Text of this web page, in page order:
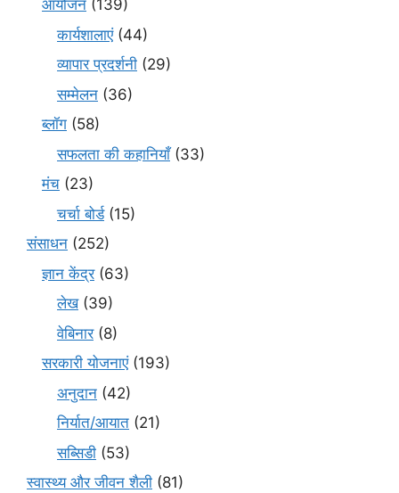
आयोजन (139)
कार्यशालाएं(44)
व्यापार प्रदर्शनी (29)
सम्मेलन (36)
ब्लॉग (58)
सफलता की कहानियाँ(33)
मंच (23)
चर्चा बोर्ड(15)
संसाधन (252)
ज्ञान केंद्र(63)
लेख(39)
वेबिनार(8)
सरकारी योजनाएं(193)
अनुदान (42)
निर्यात/आयात (21)
सब्सिडी (53)
स्वास्थ्य और जीवन शैली (81)